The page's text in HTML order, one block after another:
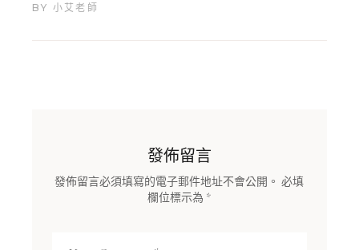
BY 小艾老師
發佈留言
發佈留言必須填寫的電子郵件地址不會公開。 必填
欄位標示為 *